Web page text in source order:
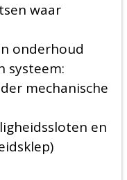
waar
onderhoud
systeem:
mechanische
en